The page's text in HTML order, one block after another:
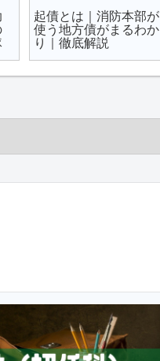
消防士の救助大会｜消
防救助技術大会｜いら
ない？廃止？